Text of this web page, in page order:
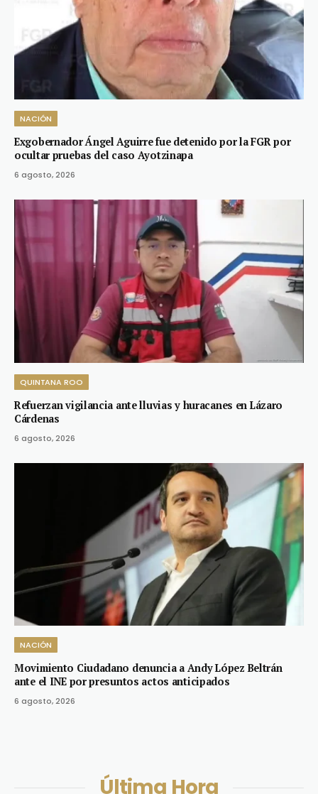
NACIÓN
Exgobernador Ángel Aguirre fue detenido por la FGR por
ocultar pruebas del caso Ayotzinapa
6 agosto, 2026
QUINTANA ROO
Refuerzan vigilancia ante lluvias y huracanes en Lázaro
Cárdenas
6 agosto, 2026
NACIÓN
Movimiento Ciudadano denuncia a Andy López Beltrán
ante el INE por presuntos actos anticipados
6 agosto, 2026
Última Hora